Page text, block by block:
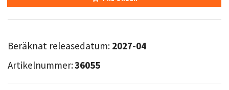
Beräknat releasedatum: 2027-04
Artikelnummer:36055